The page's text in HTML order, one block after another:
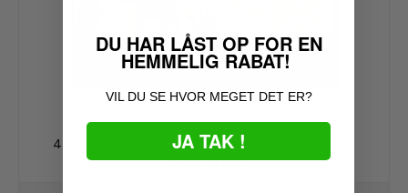
4 pak. tilbud på vores populære trekking sokker.
Trekking pak
DU HAR LÅST OP FOR EN
HEMMELIG RABAT!
VIL DU SE HVOR MEGET DET ER?
JA TAK !